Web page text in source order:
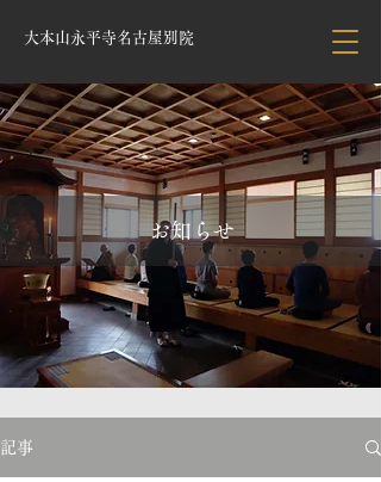
大本山永平寺名古屋別院
お知らせ
記事